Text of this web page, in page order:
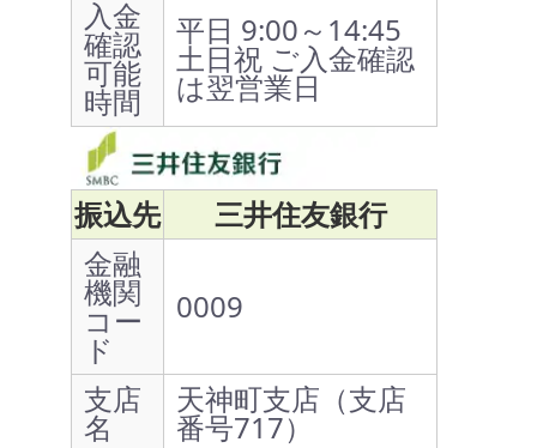
入金
確認
可能
時間
平日 9:00～14:45
土日祝 ご入金確認
は翌営業日
振込先
三井住友銀行
金融
機関
コー
ド
0009
支店
名
天神町支店（支店
番号717）